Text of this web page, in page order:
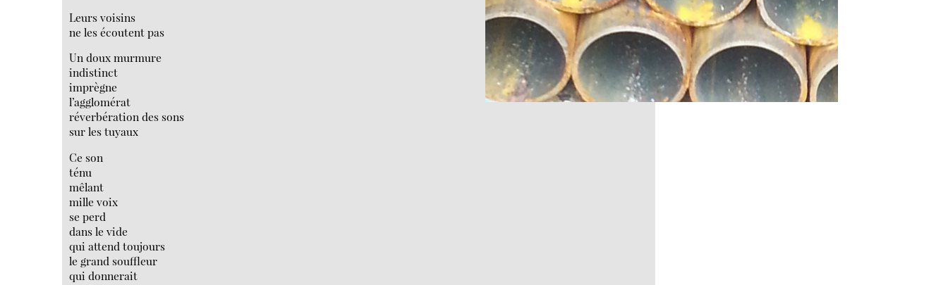
Leurs voisins
ne les écoutent pas
Un doux murmure
indistinct
imprègne
l’agglomérat
réverbération des sons
sur les tuyaux
Ce son
ténu
mêlant
mille voix
se perd
dans le vide
qui attend toujours
le grand souffleur
qui donnerait